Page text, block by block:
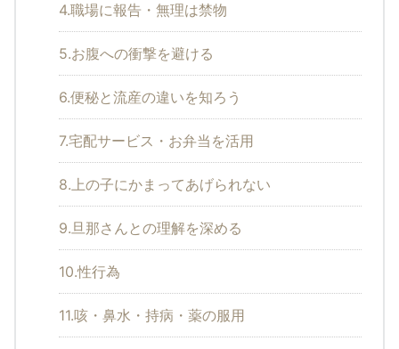
4.職場に報告・無理は禁物
5.お腹への衝撃を避ける
6.便秘と流産の違いを知ろう
7.宅配サービス・お弁当を活用
8.上の子にかまってあげられない
9.旦那さんとの理解を深める
10.性行為
11.咳・鼻水・持病・薬の服用